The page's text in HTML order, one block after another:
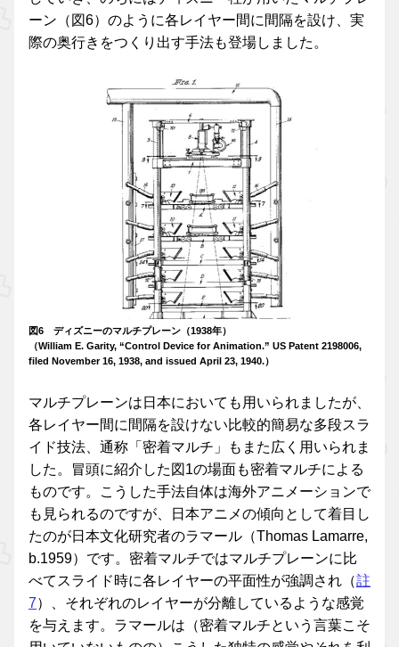
ーン（図6）のように各レイヤー間に間隔を設け、実
際の奥行きをつくり出す手法も登場しました。
図6 ディズニーのマルチプレーン（1938年）
（William E. Garity, “Control Device for Animation.” US Patent 2198006,
filed November 16, 1938, and issued April 23, 1940.）
マルチプレーンは日本においても用いられましたが、
各レイヤー間に間隔を設けない比較的簡易な多段スラ
イド技法、通称「密着マルチ」もまた広く用いられま
した。冒頭に紹介した図1の場面も密着マルチによる
ものです。こうした手法自体は海外アニメーションで
も見られるのですが、日本アニメの傾向として着目し
たのが日本文化研究者のラマール（Thomas Lamarre,
b.1959）です。密着マルチではマルチプレーンに比
べてスライド時に各レイヤーの平面性が強調され（註
7）、それぞれのレイヤーが分離しているような感覚
を与えます。ラマールは（密着マルチという言葉こそ